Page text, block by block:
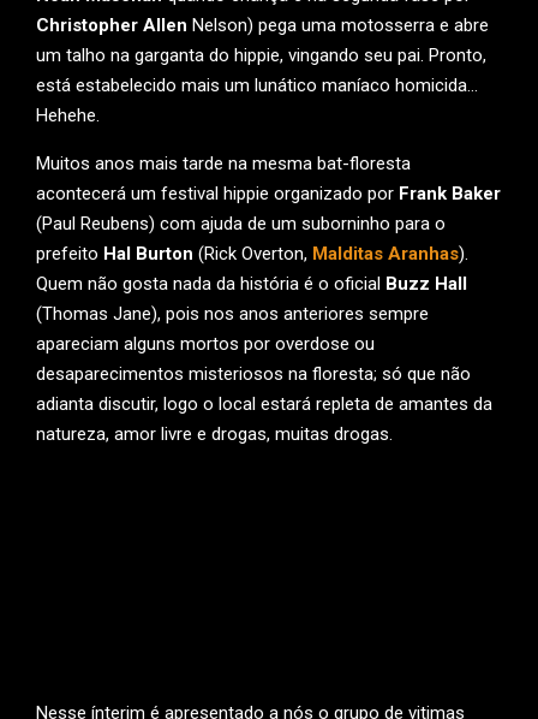
Christopher Allen Nelson) pega uma motosserra e abre
um talho na garganta do hippie, vingando seu pai. Pronto,
está estabelecido mais um lunático maníaco homicida…
Hehehe.
Muitos anos mais tarde na mesma bat-floresta
acontecerá um festival hippie organizado por Frank Baker
(Paul Reubens) com ajuda de um suborninho para o
prefeito Hal Burton (Rick Overton, Malditas Aranhas).
Quem não gosta nada da história é o oficial Buzz Hall
(Thomas Jane), pois nos anos anteriores sempre
apareciam alguns mortos por overdose ou
desaparecimentos misteriosos na floresta; só que não
adianta discutir, logo o local estará repleta de amantes da
natureza, amor livre e drogas, muitas drogas.
Nesse ínterim é apresentado a nós o grupo de vitimas